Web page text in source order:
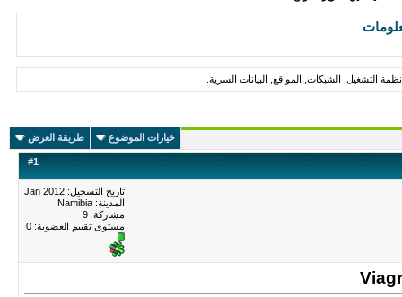
التشغيل, الشبكات, المواقع, البيانات السرية.
خيارات الموضوع طريقة العرض
#1
تاريخ التسجيل: Jan 2012
المدينة: Namibia
مشاركة: 9
مستوى تقييم العضوية: 0